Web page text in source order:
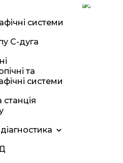
системи
С-дуга
та
системи